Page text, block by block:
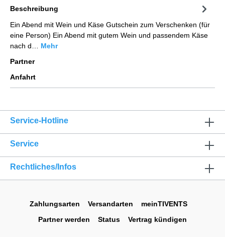
Beschreibung
Ein Abend mit Wein und Käse Gutschein zum Verschenken (für
eine Person) Ein Abend mit gutem Wein und passendem Käse
nach d… Mehr
Partner
Anfahrt
Service-Hotline
Service
Rechtliches/Infos
Zahlungsarten Versandarten
meinTIVENTS
Partner werden
Status Vertrag kündigen